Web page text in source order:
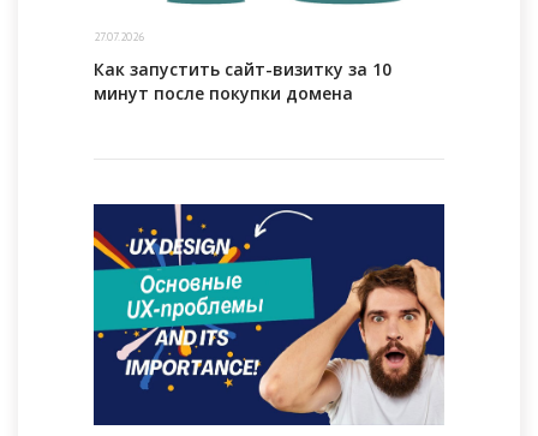
27.07.2026
Как запустить сайт-визитку за 10
минут после покупки домена